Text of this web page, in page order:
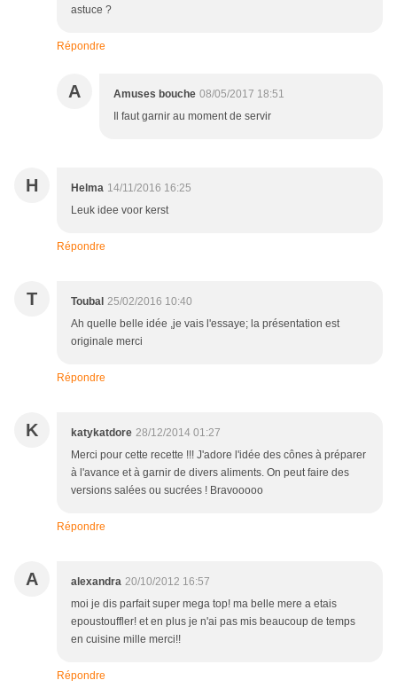
astuce ?
Répondre
A Amuses bouche 08/05/2017 18:51
Il faut garnir au moment de servir
H Helma 14/11/2016 16:25
Leuk idee voor kerst
Répondre
T Toubal 25/02/2016 10:40
Ah quelle belle idée ,je vais l'essaye; la présentation est
originale merci
Répondre
K katykatdore 28/12/2014 01:27
Merci pour cette recette !!! J'adore l'idée des cônes à préparer
à l'avance et à garnir de divers aliments. On peut faire des
versions salées ou sucrées ! Bravooooo
Répondre
A alexandra 20/10/2012 16:57
moi je dis parfait super mega top! ma belle mere a etais
epoustouffler! et en plus je n'ai pas mis beaucoup de temps
en cuisine mille merci!!
Répondre